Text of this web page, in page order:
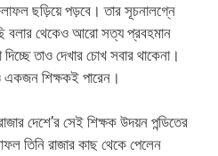
ছড়িয়ে পড়বে। তার সূচনালগ্নে
বলার থেকেও আরো সত্য প্রবহমান
তাও দেখার চোখ সবার থাকেনা।
একজন শিক্ষকই পারেন।
দেশে’র সেই শিক্ষক উদয়ন পন্ডিতের
তিনি রাজার কাছ থেকে পেলেন